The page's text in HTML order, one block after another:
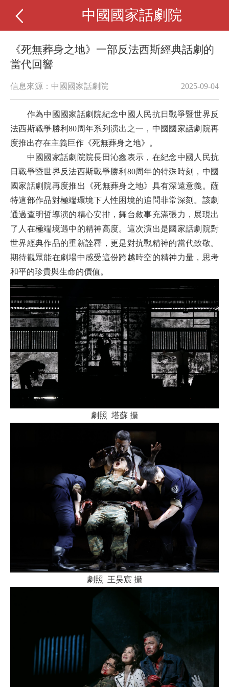
中國國家話劇院
《死無葬身之地》一部反法西斯經典話劇的
當代回響
信息來源：中國國家話劇院 2025-09-04
作為中國國家話劇院紀念中國人民抗日戰爭暨世界反
法西斯戰爭勝利80周年系列演出之一，中國國家話劇院再
度推出存在主義巨作《死無葬身之地》。
中國國家話劇院院長田沁鑫表示，在紀念中國人民抗
日戰爭暨世界反法西斯戰爭勝利80周年的特殊時刻，中國
國家話劇院再度推出《死無葬身之地》具有深遠意義。薩
特這部作品對極端環境下人性困境的追問非常深刻。該劇
通過查明哲導演的精心安排，舞台敘事充滿張力，展現出
了人在極端境遇中的精神高度。這次演出是國家話劇院對
世界經典作品的重新詮釋，更是對抗戰精神的當代致敬。
期待觀眾能在劇場中感受這份跨越時空的精神力量，思考
和平的珍貴與生命的價值。
劇照 塔蘇 攝
劇照 王昊宸 攝